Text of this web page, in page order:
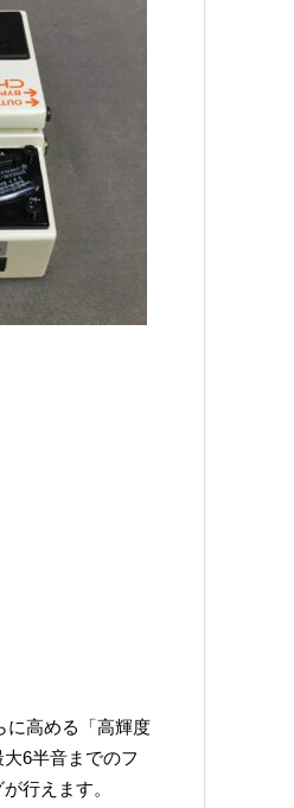
に高める「高輝度
6半音までのフ
行えます。